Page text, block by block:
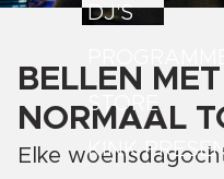
DJ'S
STORE
KINK
BELLEN
NORMAAL
Elke